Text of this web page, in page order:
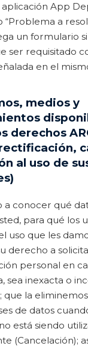
aplicación App
a
un formulario
ser requisitado
en el
medios y
derechos
al uso de
a conocer qué
para qué los
uso que les
derecho a
personal en
sea inexacta o
que la
de datos
está siendo
(Cancelación);